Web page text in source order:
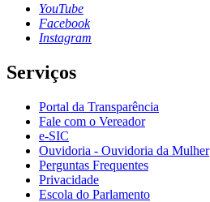
YouTube
Facebook
Instagram
Serviços
Portal da Transparência
Fale com o Vereador
e-SIC
Ouvidoria - Ouvidoria da Mulher
Perguntas Frequentes
Privacidade
Escola do Parlamento